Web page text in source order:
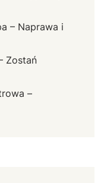
– Naprawa i
Zostań
–